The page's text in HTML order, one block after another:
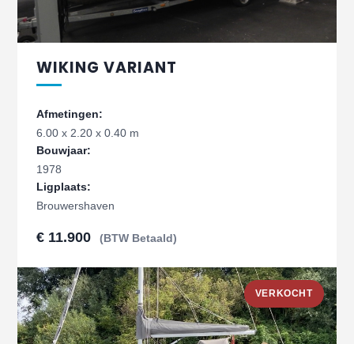
WIKING VARIANT
Afmetingen:
6.00 x 2.20 x 0.40 m
Bouwjaar:
1978
Ligplaats:
Brouwershaven
€ 11.900 (BTW Betaald)
VERKOCHT